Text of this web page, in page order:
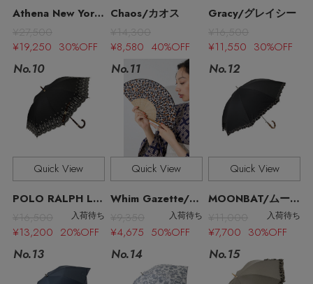
PERSONAL COLOR
エディター厳選ギフト
Athena New York/アシーナ ニューヨーク
¥27,500
¥19,250 30%OFF
Chaos/カオス
¥14,300
¥8,580 40%OFF
Gracy/グレイシー
¥16,500
¥11,550 30%OFF
No.10
Quick View
POLO RALPH LAUREN（レイングッズ・雨傘・日傘）/ポロ ラルフ ローレン（レイングッズ・アマガサ・ヒガサ）
¥16,500
入荷待ち
¥13,200 20%OFF
No.11
Quick View
Whim Gazette/ウィム ガゼット
¥9,350
入荷待ち
¥4,675 50%OFF
No.12
Quick View
MOONBAT/ムーンバット
¥11,000
入荷待ち
¥7,700 30%OFF
No.13 No.14 No.15